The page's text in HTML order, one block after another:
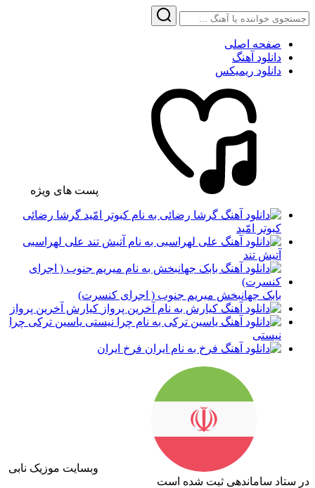
صفحه اصلی
دانلود آهنگ
دانلود ریمیکس
پست های ویژه
گرشا رضائی
کبوتر امّید
علی لهراسبی
آتیش تند
بابک جهانبخش میریم جنوب ( اجرای کنسرت)
کیارش آخرین پرواز
یاسین ترکی چرا
نیستی
فرخ ایران
وبسایت موزیک نابی
در ستاد ساماندهی ثبت شده است